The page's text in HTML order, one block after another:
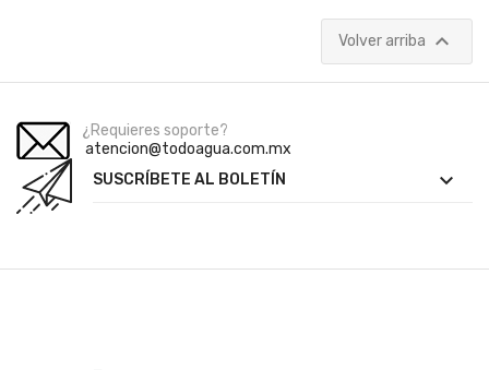
Volver arriba 
¿Requieres soporte?
atencion@todoagua.com.mx
SUSCRÍBETE AL BOLETÍN
